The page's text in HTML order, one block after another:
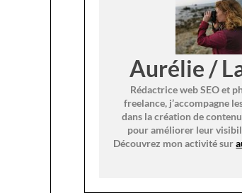
Aurélie /
Rédactrice web SEO et
freelance, j’accompagne
dans la création de
pour améliorer leur
Découvrez mon activité sur